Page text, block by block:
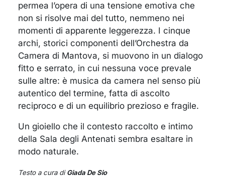
permea l’opera di una tensione emotiva che
non si risolve mai del tutto, nemmeno nei
momenti di apparente leggerezza. I cinque
archi, storici componenti dell’Orchestra da
Camera di Mantova, si muovono in un dialogo
fitto e serrato, in cui nessuna voce prevale
sulle altre: è musica da camera nel senso più
autentico del termine, fatta di ascolto
reciproco e di un equilibrio prezioso e fragile.
Un gioiello che il contesto raccolto e intimo
della Sala degli Antenati sembra esaltare in
modo naturale.
Testo a cura diGiada De Sio